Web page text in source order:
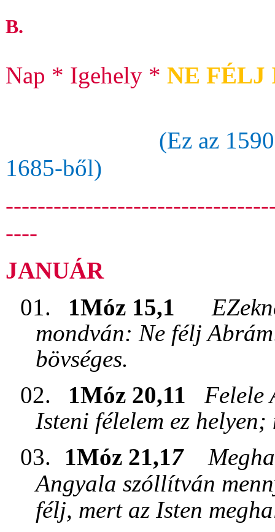
B.
Nap * Igehely * NE FÉLJ
(Ez az
1685-ből)
----
JANUÁR
01. 1Móz 15,1
mondván: Ne félj
bövséges.
02.
1Móz 20,11
Felele
Isteni félelem ez helyen;
03. 1Móz 21,17
Angyala szóllítván
félj, mert az Isten